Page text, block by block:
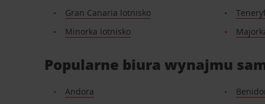
Gran Canaria lotnisko
Minorka lotnisko
Popularne biura wynajmu
Andora